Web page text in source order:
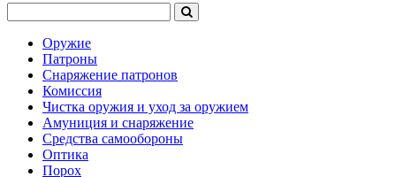
Оружие
Патроны
Снаряжение патронов
Комиссия
Чистка оружия и уход за оружием
Амуниция и снаряжение
Средства самообороны
Оптика
Порох